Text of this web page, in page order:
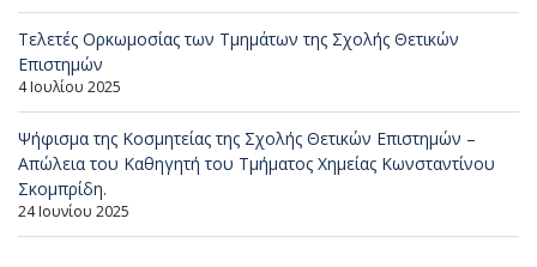
Τελετές Ορκωμοσίας των Τμημάτων της Σχολής Θετικών
Επιστημών
4 Ιουλίου 2025
Ψήφισμα της Κοσμητείας της Σχολής Θετικών Επιστημών –
Απώλεια του Καθηγητή του Τμήματος Χημείας Κωνσταντίνου
Σκομπρίδη.
24 Ιουνίου 2025